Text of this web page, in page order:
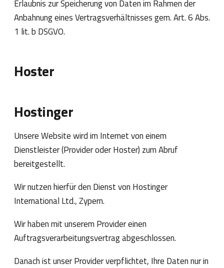
Erlaubnis zur Speicherung von Daten im Rahmen der
Anbahnung eines Vertragsverhältnisses gem. Art. 6 Abs.
1 lit. b DSGVO.
Hoster
Hostinger
Unsere Website wird im Internet von einem
Dienstleister (Provider oder Hoster) zum Abruf
bereitgestellt.
Wir nutzen hierfür den Dienst von Hostinger
International Ltd., Zypern.
Wir haben mit unserem Provider einen
Auftragsverarbeitungsvertrag abgeschlossen.
Danach ist unser Provider verpflichtet, Ihre Daten nur in